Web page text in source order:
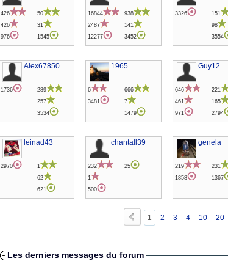
426
426
976
50
31
1545
16844
2487
12277
938
141
3452
3326
151
98
3554
Alex67850
1736
289
257
3534
1965
6
3481
666
7
1479
Guy12
646
461
971
221
165
2794
leinad43
2970
1
62
621
chantall39
232
1
500
25
genela
219
1858
231
1367
1 2 3 4 10 20
Les derniers messages du forum